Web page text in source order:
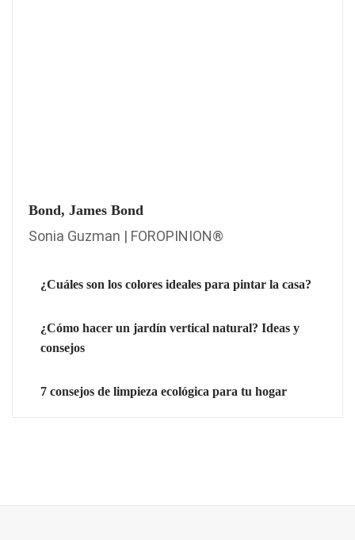
Bond, James Bond
Sonia Guzman | FOROPINION®
¿Cuáles son los colores ideales para pintar la casa?
¿Cómo hacer un jardín vertical natural? Ideas y
consejos
7 consejos de limpieza ecológica para tu hogar